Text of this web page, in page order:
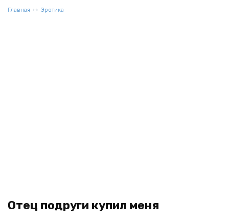
Главная Эротика
Отец подруги купил меня